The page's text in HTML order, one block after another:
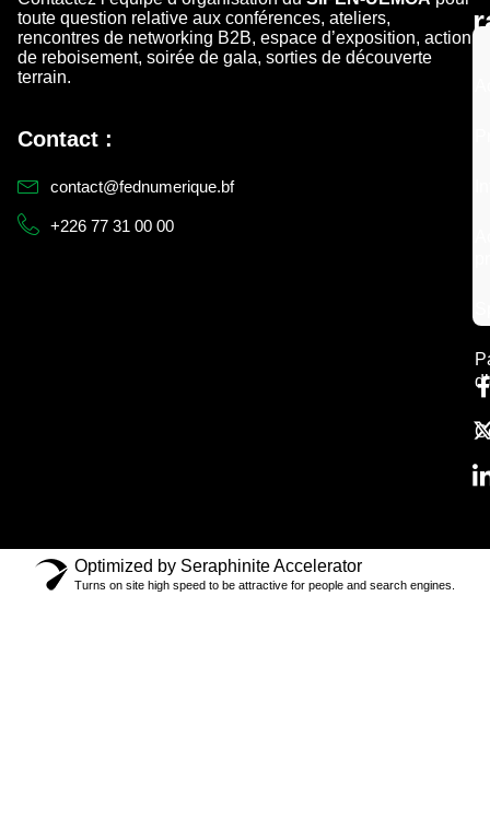
toute question relative aux conférences, ateliers,
rencontres de networking B2B, espace d’exposition, action
de reboisement, soirée de gala, sorties de découverte
terrain.
Contact :
contact@fednumerique.bf
+226 77 31 00 00
Optimized by Seraphinite Accelerator
Turns on site high speed to be attractive for people and search engines.